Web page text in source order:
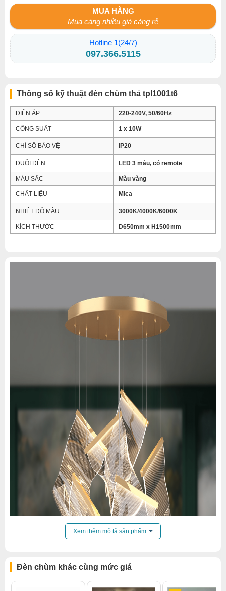
MUA HÀNG
Mua càng nhiều giá càng rẻ
Hotline 1(24/7)
097.366.5115
Thông số kỹ thuật đèn chùm thả tpl1001t6
ĐIỆN ÁP 220-240V, 50/60Hz
CÔNG SUẤT 1 x 10W
CHỈ SỐ BẢO VỆ IP20
ĐUÔI ĐÈN LED 3 màu, có remote
MÀU SẮC Màu vàng
CHẤT LIỆU Mica
NHIỆT ĐỘ MÀU 3000K/4000K/6000K
KÍCH THƯỚC D650mm x H1500mm
Xem thêm mô tả sản phẩm
Đèn chùm khác cùng mức giá